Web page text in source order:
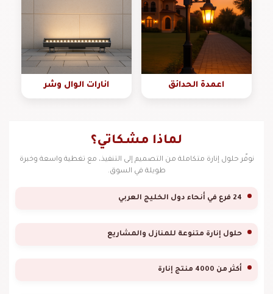
اعمدة الحدائق انارات الوال وشر
لماذا مشكاتي؟
نوفّر حلول إنارة متكاملة من التصميم إلى التنفيذ، مع تغطية واسعة وخبرة
طويلة في السوق.
24 فرع في أنحاء دول الخليج العربي
حلول إنارة متنوعة للمنازل والمشاريع
أكثر من 4000 منتج إنارة